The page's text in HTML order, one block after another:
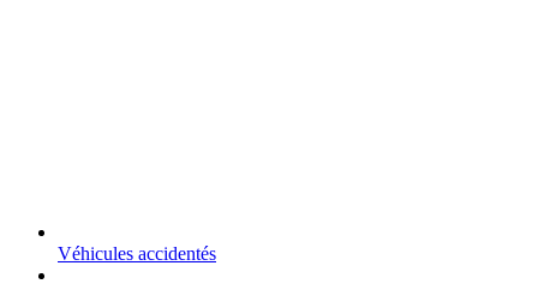
Véhicules accidentés